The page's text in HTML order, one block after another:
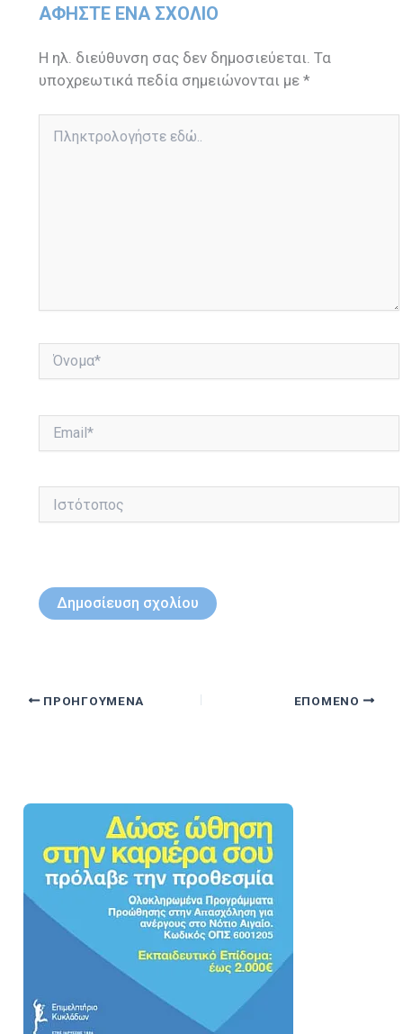
ΑΦΉΣΤΕ ΈΝΑ ΣΧΌΛΙΟ
Η ηλ. διεύθυνση σας δεν δημοσιεύεται. Τα
υποχρεωτικά πεδία σημειώνονται με*
εδώ..
Όνομα*
Ιστότοπος
ΠΡΟΗΓΟΎΜΕΝΑ ΕΠΌΜΕΝΟ